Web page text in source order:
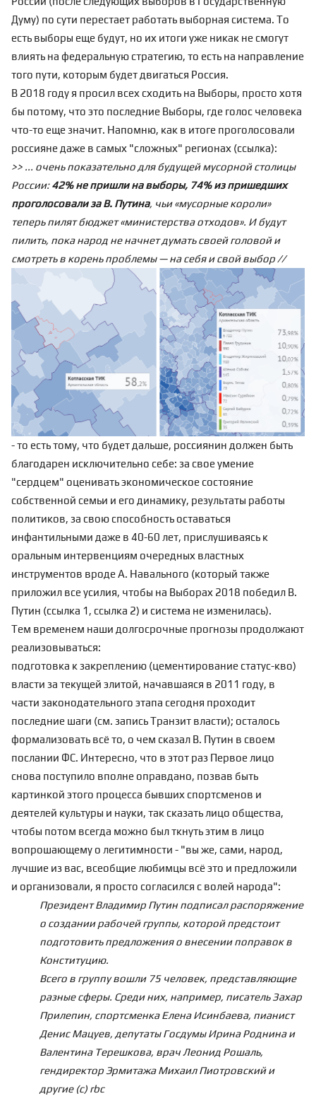
Думу) по сути перестает работать выборная система. То
есть выборы еще будут, но их итоги уже никак не смогут
влиять на федеральную стратегию, то есть на направление
того пути, которым будет двигаться Россия.
В 2018 году я просил всех сходить на Выборы, просто хотя
бы потому, что это последние Выборы, где голос человека
что-то еще значит. Напомню, как в итоге проголосовали
россияне даже в самых "сложных" регионах (ссылка):
>> ... очень показательно для будущей мусорной столицы
России:42% не пришли на выборы, 74% из пришедших
проголосовали за В. Путина, чьи «мусорные короли»
теперь пилят бюджет «министерства отходов». И будут
пилить, пока народ не начнет думать своей головой и
смотреть в корень проблемы — на себя и свой выбор //
- то есть тому, что будет дальше, россиянин должен быть
благодарен исключительно себе: за свое умение
"сердцем" оценивать экономическое состояние
собственной семьи и его динамику, результаты работы
политиков, за свою способность оставаться
инфантильными даже в 40-60 лет, прислушиваясь к
оральным интервенциям очередных властных
инструментов вроде А. Навального (который также
приложил все усилия, чтобы на Выборах 2018 победил В.
Путин (ссылка 1 , ссылка 2) и система не изменилась).
Тем временем наши долгосрочные прогнозы продолжают
реализовываться:
подготовка к закреплению (цементирование статус-кво)
власти за текущей элитой, начавшаяся в 2011 году, в
части законодательного этапа сегодня проходит
последние шаги (см. записьТранзит власти); осталось
формализовать всё то, о чем сказал В. Путин в своем
послании ФС. Интересно, что в этот раз Первое лицо
снова поступило вполне оправдано, позвав быть
картинкой этого процесса бывших спортсменов и
деятелей культуры и науки, так сказать лицо общества,
чтобы потом всегда можно был ткнуть этим в лицо
вопрошающему о легитимности - "вы же, сами, народ,
лучшие из вас, всеобщие любимцы всё это и предложили
и организовали, я просто согласился с волей народа":
Президент Владимир Путин подписал распоряжение
о создании рабочей группы, которой предстоит
подготовить предложения о внесении поправок в
Конституцию.
Всего в группу вошли 75 человек, представляющие
разные сферы. Среди них, например, писатель Захар
Прилепин, спортсменка Елена Исинбаева, пианист
Денис Мацуев, депутаты Госдумы Ирина Роднина и
Валентина Терешкова, врач Леонид Рошаль,
гендиректор Эрмитажа Михаил Пиотровский и
другие (с) rbc